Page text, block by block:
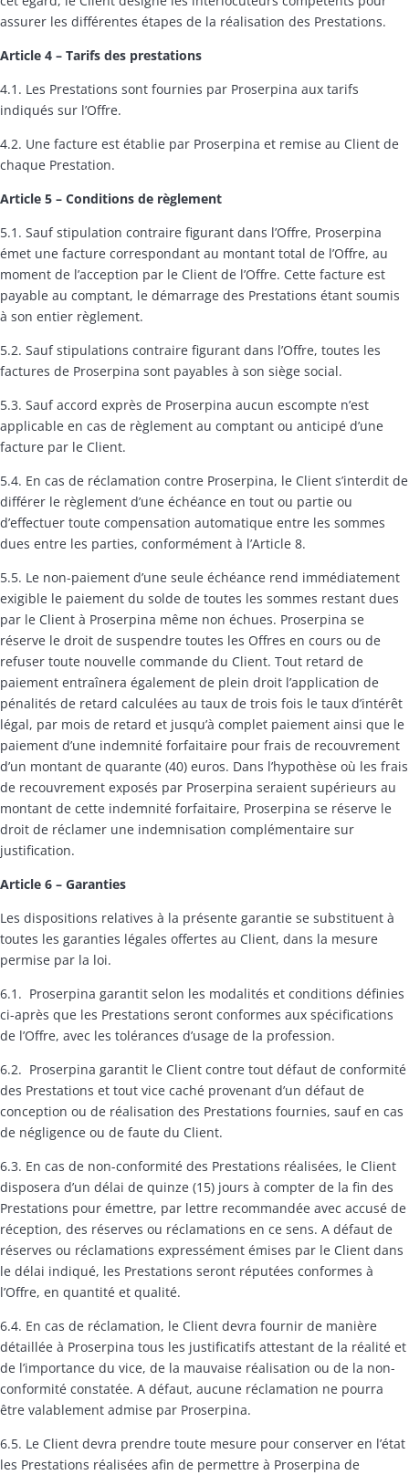
assurer les différentes étapes de la réalisation des Prestations.
Article 4 – Tarifs des prestations
4.1. Les Prestations sont fournies par Proserpina aux tarifs
indiqués sur l’Offre.
4.2. Une facture est établie par Proserpina et remise au Client de
chaque Prestation.
Article 5 – Conditions de règlement
5.1. Sauf stipulation contraire figurant dans l’Offre, Proserpina
émet une facture correspondant au montant total de l’Offre, au
moment de l’acception par le Client de l’Offre. Cette facture est
payable au comptant, le démarrage des Prestations étant soumis
à son entier règlement.
5.2. Sauf stipulations contraire figurant dans l’Offre, toutes les
factures de Proserpina sont payables à son siège social.
5.3. Sauf accord exprès de Proserpina aucun escompte n’est
applicable en cas de règlement au comptant ou anticipé d’une
facture par le Client.
5.4. En cas de réclamation contre Proserpina, le Client s’interdit de
différer le règlement d’une échéance en tout ou partie ou
d’effectuer toute compensation automatique entre les sommes
dues entre les parties, conformément à l’Article 8.
5.5. Le non-paiement d’une seule échéance rend immédiatement
exigible le paiement du solde de toutes les sommes restant dues
par le Client à Proserpina même non échues. Proserpina se
réserve le droit de suspendre toutes les Offres en cours ou de
refuser toute nouvelle commande du Client. Tout retard de
paiement entraînera également de plein droit l’application de
pénalités de retard calculées au taux de trois fois le taux d’intérêt
légal, par mois de retard et jusqu’à complet paiement ainsi que le
paiement d’une indemnité forfaitaire pour frais de recouvrement
d’un montant de quarante (40) euros. Dans l’hypothèse où les frais
de recouvrement exposés par Proserpina seraient supérieurs au
montant de cette indemnité forfaitaire, Proserpina se réserve le
droit de réclamer une indemnisation complémentaire sur
justification.
Article 6 – Garanties
Les dispositions relatives à la présente garantie se substituent à
toutes les garanties légales offertes au Client, dans la mesure
permise par la loi.
6.1. Proserpina garantit selon les modalités et conditions définies
ci-après que les Prestations seront conformes aux spécifications
de l’Offre, avec les tolérances d’usage de la profession.
6.2. Proserpina garantit le Client contre tout défaut de conformité
des Prestations et tout vice caché provenant d’un défaut de
conception ou de réalisation des Prestations fournies, sauf en cas
de négligence ou de faute du Client.
6.3. En cas de non-conformité des Prestations réalisées, le Client
disposera d’un délai de quinze (15) jours à compter de la fin des
Prestations pour émettre, par lettre recommandée avec accusé de
réception, des réserves ou réclamations en ce sens. A défaut de
réserves ou réclamations expressément émises par le Client dans
le délai indiqué, les Prestations seront réputées conformes à
l’Offre, en quantité et qualité.
6.4. En cas de réclamation, le Client devra fournir de manière
détaillée à Proserpina tous les justificatifs attestant de la réalité et
de l’importance du vice, de la mauvaise réalisation ou de la non-
conformité constatée. A défaut, aucune réclamation ne pourra
être valablement admise par Proserpina.
6.5. Le Client devra prendre toute mesure pour conserver en l’état
les Prestations réalisées afin de permettre à Proserpina de